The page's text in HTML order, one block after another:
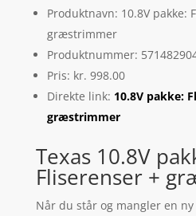
Produktnavn: 10.8V pakke:
græstrimmer
Produktnummer:
Pris: kr. 998.00
Direkte link: 10.8V pakke:
græstrimmer
Texas 10.8V
Fliserenser +
Når du står og mangler en